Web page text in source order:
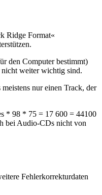
Ridge Format«
den Computer bestimmt)
nicht weiter wichtig sind.
nur einen Track, der
* 98 * 75 = 17 600 = 44100
bei Audio-CDs nicht von
Fehlerkorrekturdaten